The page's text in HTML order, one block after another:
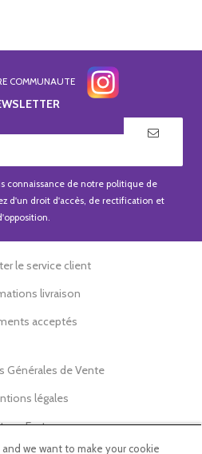
COMMUNAUTE
connaissance de notre politique de
d'un droit d'accès, de rectification et
le service client
livraison
acceptés
Générales de Vente
légales
Factory
we want to make your cookie